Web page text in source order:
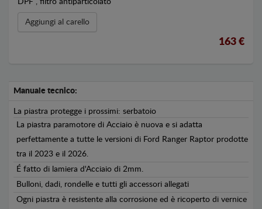
Aggiungi al carello
163 €
Manuale tecnico:
La piastra protegge i prossimi: serbatoio
La piastra paramotore di Acciaio è nuova e si adatta
perfettamente a tutte le versioni di Ford Ranger Raptor prodotte
tra il 2023 e il 2026.
É fatto di lamiera d'Acciaio di 2mm.
Bulloni, dadi, rondelle e tutti gli accessori allegati
Ogni piastra è resistente alla corrosione ed è ricoperto di vernice